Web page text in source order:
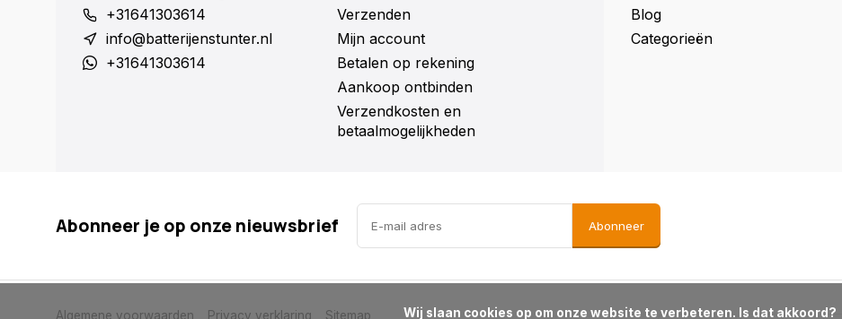
+31641303614
info@batterijenstunter.nl
+31641303614
Verzenden
Mijn account
Betalen op rekening
Aankoop ontbinden
Verzendkosten en
betaalmogelijkheden
Blog
Categorieën
Abonneer je op onze nieuwsbrief Abonneer
Algemene voorwaarden Privacy verklaring Sitemap